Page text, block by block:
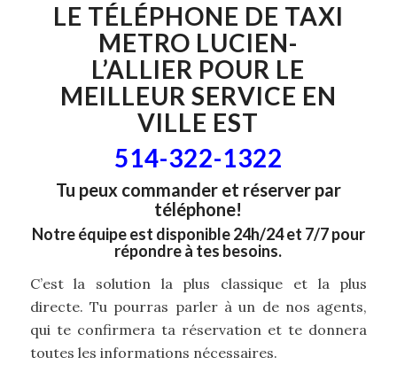
LE TÉLÉPHONE DE TAXI
METRO LUCIEN-
L’ALLIER POUR LE
MEILLEUR SERVICE EN
VILLE EST
514-322-1322
Tu peux commander et réserver par
téléphone!
Notre équipe est disponible 24h/24 et 7/7 pour
répondre à tes besoins.
C’est la solution la plus classique et la plus
directe. Tu pourras parler à un de nos agents,
qui te confirmera ta réservation et te donnera
toutes les informations nécessaires.